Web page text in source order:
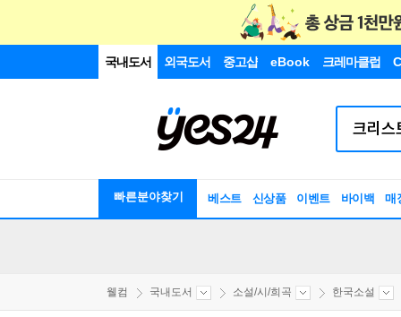
국내도서 외국도서 중고샵 eBook 크레마클럽
빠른분야찾기 베스트 신상품 이벤트 바이백 매
웰컴 국내도서 소설/시/희곡 한국소설